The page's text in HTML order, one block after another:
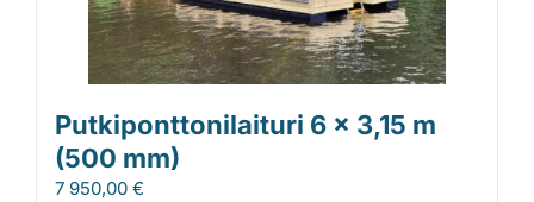
Putkiponttonilaituri 6 x 3,15 m
(500 mm)
7 950,00 €